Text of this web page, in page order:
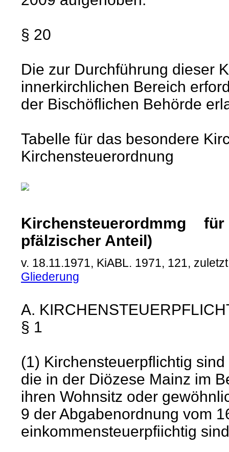
§ 20
Die zur Durchführung dieser
innerkirchlichen Bereich
der Bischöflichen Behörde
Tabelle für das besondere
Kirchensteuerordnung
Kirchensteuerordmmg
pfälzischer Anteil)
v. 18.11.1971, KiABL. 1971, 121,
Gliederung
A.
§ 1
(1) Kirchensteuerpflichtig
die in der Diözese Mainz im
ihren Wohnsitz oder
9 der Abgabenordnung vom
einkommensteuerpfiichtig